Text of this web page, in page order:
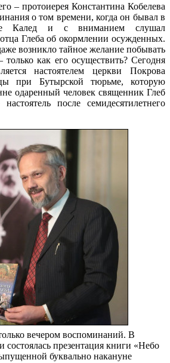
– протоиерея Константина Кобелева
о том времени, когда он бывал в
Калед и с вниманием слушал
Глеба об окормлении осужденных.
возникло тайное желание побывать
как его осуществить? Сегодня
настоятелем церкви Покрова
при Бутырской тюрьме, которую
одаренный человек священник Глеб
после семидесятилетнего
вечером воспоминаний. В
состоялась презентация книги «Небо
буквально накануне